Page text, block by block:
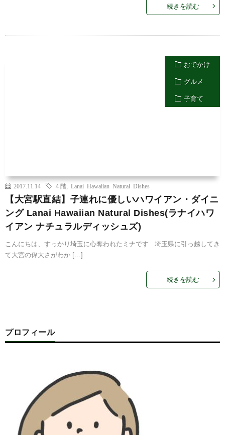
続きを読む
おでかけ
グルメ
子育て
2017.11.14 ４階 ,Lanai Hawaiian Natural Dishes
【大宮駅直結】子連れに優しいハワイアン・ダイニ
ング Lanai Hawaiian Natural Dishes(ラナイハワ
イアン ナチュラルディッシュズ)
こんにちは、すっかり埼玉に心奪われたミナです 埼玉県に引っ越してき
て大宮の偉大さがわか […]
続きを読む
プロフィール